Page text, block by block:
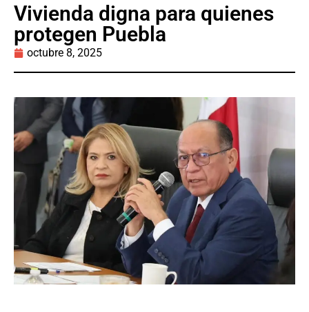
Vivienda digna para quienes
protegen Puebla
octubre 8, 2025